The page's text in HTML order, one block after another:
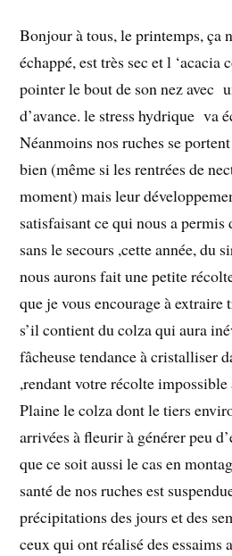
Bonjour à tous, le printemps, ça
échappé, est très sec et l ‘acacia
pointer le bout de son nez avec
d’avance. le stress hydrique va
Néanmoins nos ruches se
bien (même si les rentrées de
moment) mais leur
satisfaisant ce qui nous a permis
sans le secours ,cette année, du
nous aurons fait une petite
que je vous encourage à
s’il contient du colza qui aura
fâcheuse tendance à cristalliser
,rendant votre récolte impossible
Plaine le colza dont le tiers
arrivées à fleurir à générer peu
que ce soit aussi le cas en
santé de nos ruches est
précipitations des jours et des
ceux qui ont réalisé des essaims